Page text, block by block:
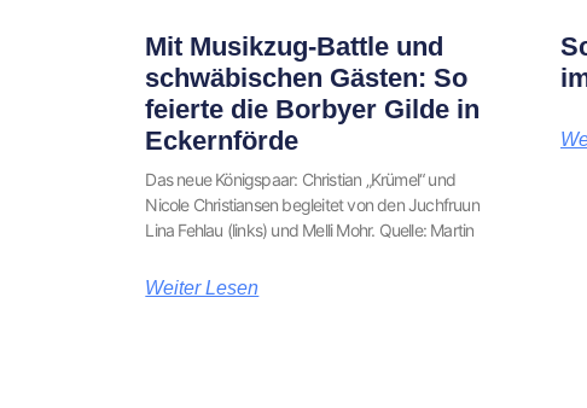
Mit Musikzug-Battle und
schwäbischen Gästen: So
feierte die Borbyer Gilde in
Eckernförde
Das neue Königspaar: Christian „Krümel“ und
Nicole Christiansen begleitet von den Juchfruun
Lina Fehlau (links) und Melli Mohr. Quelle: Martin
Weiter Lesen